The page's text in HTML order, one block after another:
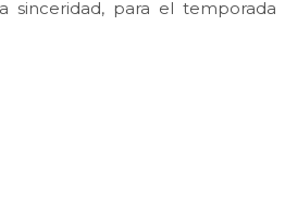
sinceridad, para el temporada